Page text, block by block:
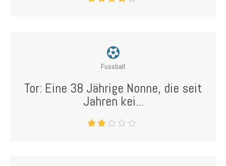
Fussball
Tor: Eine 38 Jährige Nonne, die seit
Jahren kei...